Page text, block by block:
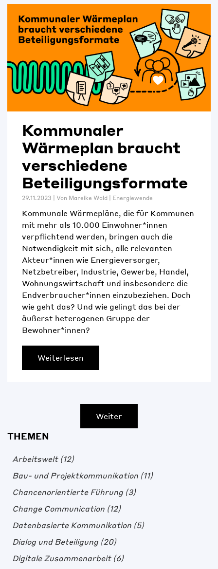
Kommunaler
Wärmeplan braucht
verschiedene
Beteiligungsformate
29.11.2023 | Von Mareike Wald Energiewende
Kommunale Wärmepläne, die für Kommunen
mit mehr als 10.000 Einwohner*innen
verpflichtend werden, bringen auch die
Notwendigkeit mit sich, alle relevanten
Akteur*innen wie Energieversorger,
Netzbetreiber, Industrie, Gewerbe, Handel,
Wohnungswirtschaft und insbesondere die
Endverbraucher*innen einzubeziehen. Doch
wie geht das? Und wie gelingt das bei der
äußerst heterogenen Gruppe der
Bewohner*innen?
Weiterlesen
Weiter
THEMEN
Arbeitswelt (12)
Bau- und Projektkommunikation (11)
Chancenorientierte Führung (3)
Change Communication (12)
Datenbasierte Kommunikation (5)
Dialog und Beteiligung (20)
Digitale Zusammenarbeit (6)